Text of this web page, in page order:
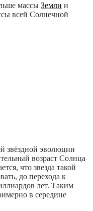
массы Земли и
всей Солнечной
звёздной эволюции
возраст Солнца
что звезда такой
до перехода к
лет. Таким
в середине